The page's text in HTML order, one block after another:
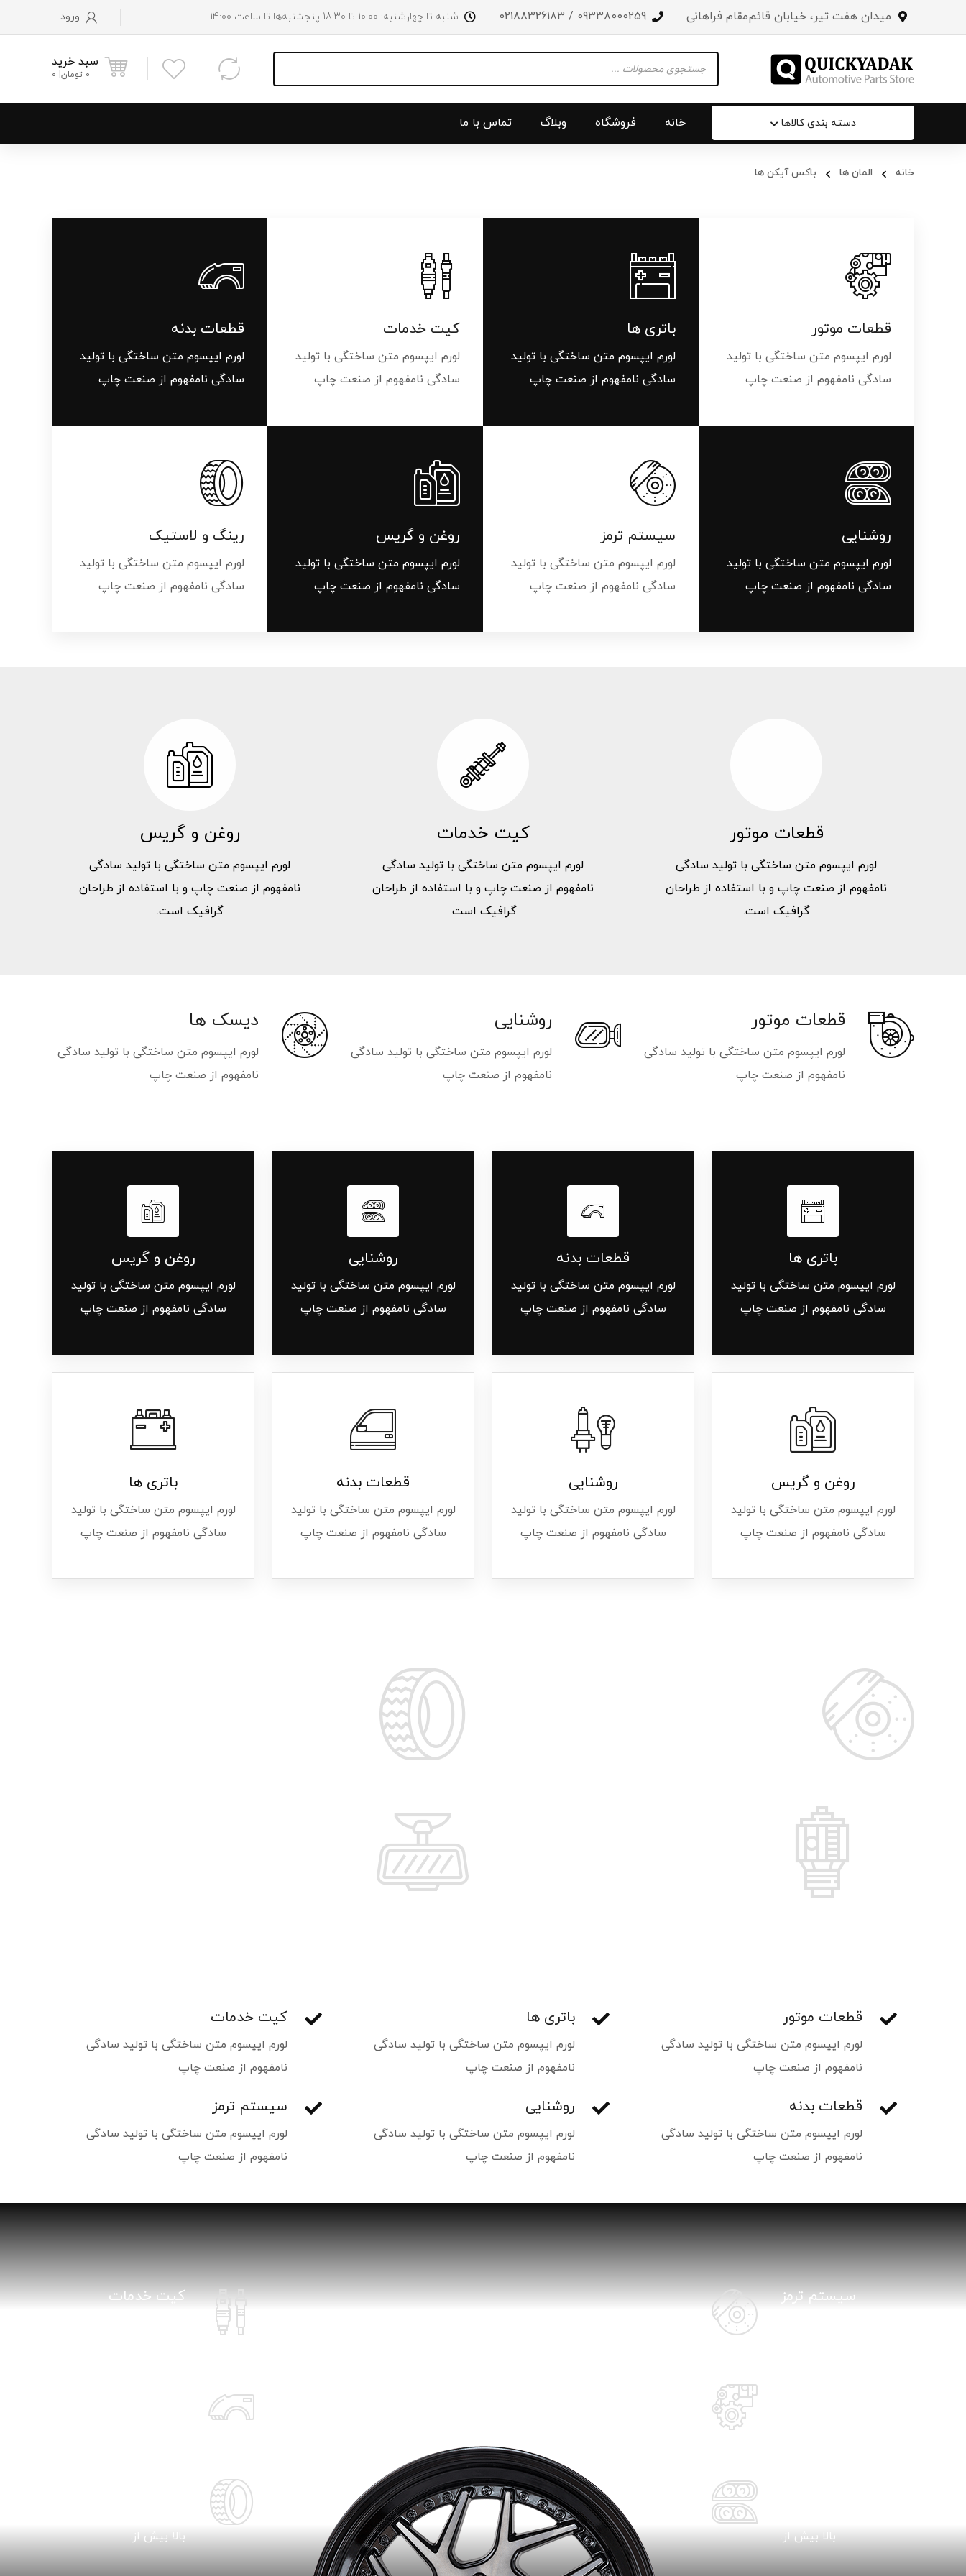
میدان هفت تیر، خیابان قائم‌مقام فراهانی 09338000259 / 02188326183 شنبه تا چهارشنبه: 10:00 تا 18:30 پنجشنبه‌‌ها تا ساعت 14:00 ورود
سبد خرید
0 تومان 0
search
دسته بندی کالاها
درب صندوق
درب خودرو
سر سیلندر
سیبک فرمان
خانه فروشگاه وبلاگ تماس با ما
خانه المان ها باکس آیکن ها
قطعات موتور
لورم ایپسوم متن ساختگی با تولید
سادگی نامفهوم از صنعت چاپ
باتری ها
لورم ایپسوم متن ساختگی با تولید
سادگی نامفهوم از صنعت چاپ
کیت خدمات
لورم ایپسوم متن ساختگی با تولید
سادگی نامفهوم از صنعت چاپ
قطعات بدنه
لورم ایپسوم متن ساختگی با تولید
سادگی نامفهوم از صنعت چاپ
روشنایی
لورم ایپسوم متن ساختگی با تولید
سادگی نامفهوم از صنعت چاپ
سیستم ترمز
لورم ایپسوم متن ساختگی با تولید
سادگی نامفهوم از صنعت چاپ
روغن و گریس
لورم ایپسوم متن ساختگی با تولید
سادگی نامفهوم از صنعت چاپ
رینگ و لاستیک
لورم ایپسوم متن ساختگی با تولید
سادگی نامفهوم از صنعت چاپ
قطعات موتور
لورم ایپسوم متن ساختگی با تولید سادگی
نامفهوم از صنعت چاپ و با استفاده از طراحان
گرافیک است.
کیت خدمات
لورم ایپسوم متن ساختگی با تولید سادگی
نامفهوم از صنعت چاپ و با استفاده از طراحان
گرافیک است.
روغن و گریس
لورم ایپسوم متن ساختگی با تولید سادگی
نامفهوم از صنعت چاپ و با استفاده از طراحان
گرافیک است.
قطعات موتور
لورم ایپسوم متن ساختگی با تولید سادگی
نامفهوم از صنعت چاپ
روشنایی
لورم ایپسوم متن ساختگی با تولید سادگی
نامفهوم از صنعت چاپ
دیسک ها
لورم ایپسوم متن ساختگی با تولید سادگی
نامفهوم از صنعت چاپ
باتری ها
لورم ایپسوم متن ساختگی با تولید
سادگی نامفهوم از صنعت چاپ
قطعات بدنه
لورم ایپسوم متن ساختگی با تولید
سادگی نامفهوم از صنعت چاپ
روشنایی
لورم ایپسوم متن ساختگی با تولید
سادگی نامفهوم از صنعت چاپ
روغن و گریس
لورم ایپسوم متن ساختگی با تولید
سادگی نامفهوم از صنعت چاپ
روغن و گریس
لورم ایپسوم متن ساختگی با تولید
سادگی نامفهوم از صنعت چاپ
روشنایی
لورم ایپسوم متن ساختگی با تولید
سادگی نامفهوم از صنعت چاپ
قطعات بدنه
لورم ایپسوم متن ساختگی با تولید
سادگی نامفهوم از صنعت چاپ
باتری ها
لورم ایپسوم متن ساختگی با تولید
سادگی نامفهوم از صنعت چاپ
قطعات موتور
قطعات موتور
لورم ایپسوم متن ساختگی با تولید سادگی
نامفهوم از صنعت چاپ
باتری ها
لورم ایپسوم متن ساختگی با تولید سادگی
نامفهوم از صنعت چاپ
کیت خدمات
لورم ایپسوم متن ساختگی با تولید سادگی
نامفهوم از صنعت چاپ
قطعات بدنه
لورم ایپسوم متن ساختگی با تولید سادگی
نامفهوم از صنعت چاپ
روشنایی
لورم ایپسوم متن ساختگی با تولید سادگی
نامفهوم از صنعت چاپ
سیستم ترمز
لورم ایپسوم متن ساختگی با تولید سادگی
نامفهوم از صنعت چاپ
سیستم ترمز
بالا بیش از.
کیت خدمات
بالا بیش از.